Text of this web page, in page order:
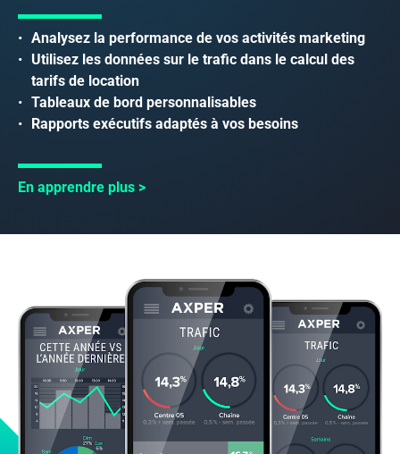
Analysez la performance de vos activités marketing
Utilisez les données sur le trafic dans le calcul des
tarifs de location
Tableaux de bord personnalisables
Rapports exécutifs adaptés à vos besoins
En apprendre plus